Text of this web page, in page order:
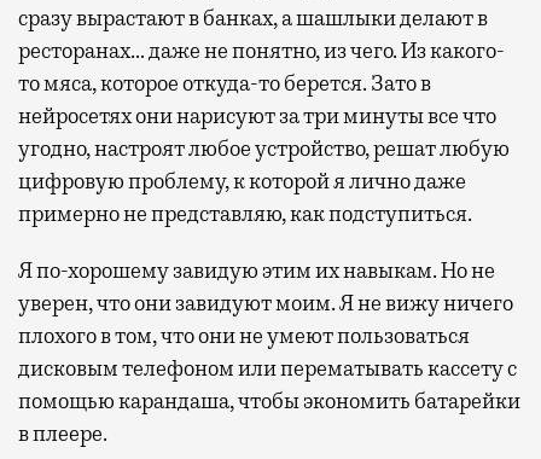
сразу вырастают в банках, а шашлыки делают в
ресторанах… даже не понятно, из чего. Из какого-
то мяса, которое откуда-то берется. Зато в
нейросетях они нарисуют за три минуты все что
угодно, настроят любое устройство, решат любую
цифровую проблему, к которой я лично даже
примерно не представляю, как подступиться.
Я по-хорошему завидую этим их навыкам. Но не
уверен, что они завидуют моим. Я не вижу ничего
плохого в том, что они не умеют пользоваться
дисковым телефоном или перематывать кассету с
помощью карандаша, чтобы экономить батарейки
в плеере.